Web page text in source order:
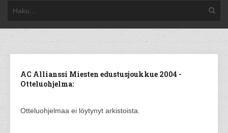
AC Allianssi Miesten edustusjoukkue 2004 -
Otteluohjelma:
Otteluohjelmaa ei löytynyt arkistoista.